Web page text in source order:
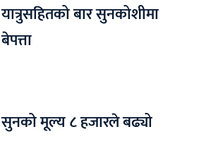
यात्रुसहितको बार सुनकोशीमा
बेपत्ता
सुनको मूल्य ८ हजारले बढ्यो